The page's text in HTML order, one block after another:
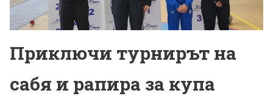
Приключи турнирът на
сабя и рапира за купа